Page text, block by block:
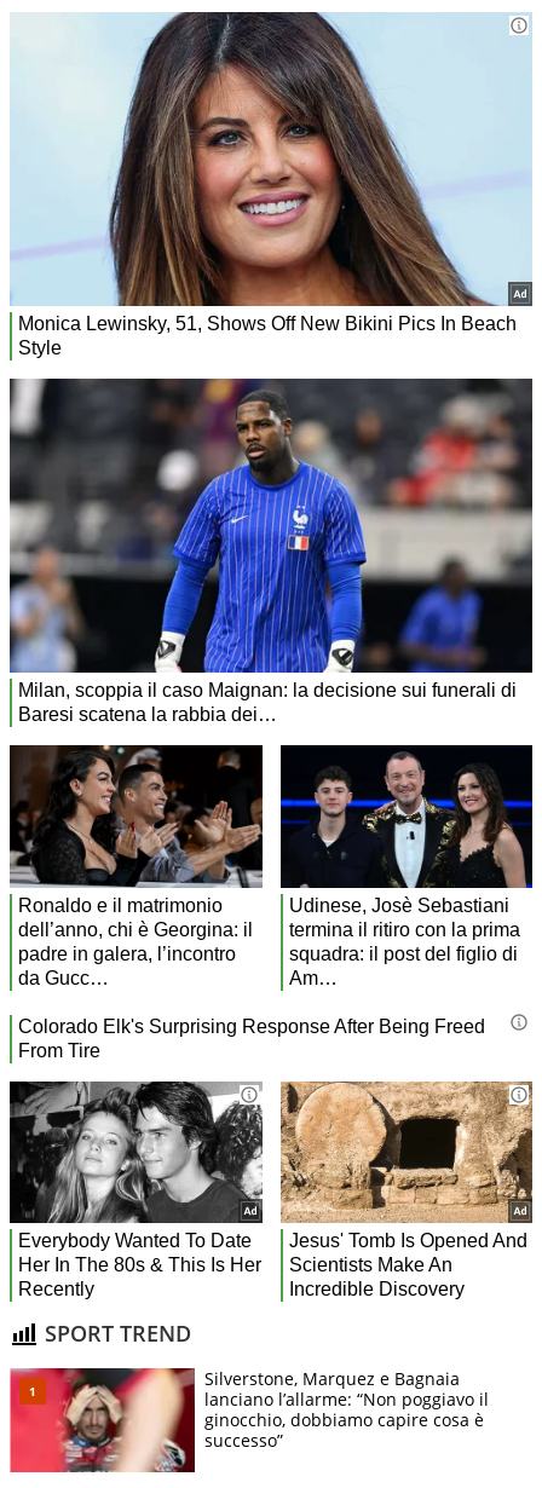
SPORT TREND
Silverstone, Marquez e Bagnaia
lanciano l’allarme: “Non poggiavo il
ginocchio, dobbiamo capire cosa è
successo”